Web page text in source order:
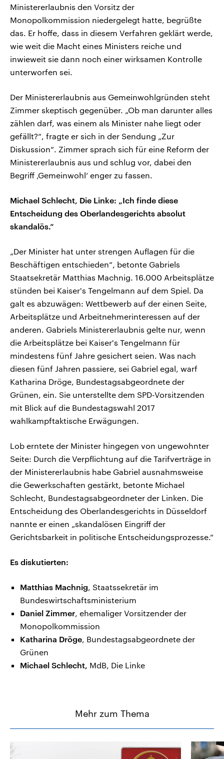
Ministererlaubnis den Vorsitz der
Monopolkommission niedergelegt hatte, begrüßte
das. Er hoffe, dass in diesem Verfahren geklärt werde,
wie weit die Macht eines Ministers reiche und
inwieweit sie dann noch einer wirksamen Kontrolle
unterworfen sei.
Der Ministererlaubnis aus Gemeinwohlgründen steht
Zimmer skeptisch gegenüber. „Ob man darunter alles
zählen darf, was einem als Minister nahe liegt oder
gefällt?“, fragte er sich in der Sendung „Zur
Diskussion“. Zimmer sprach sich für eine Reform der
Ministererlaubnis aus und schlug vor, dabei den
Begriff ‚Gemeinwohl‘ enger zu fassen.
Michael Schlecht, Die Linke: „Ich finde diese
Entscheidung des Oberlandesgerichts absolut
skandalös.“
„Der Minister hat unter strengen Auflagen für die
Beschäftigen entschieden“, betonte Gabriels
Staatsekretär Matthias Machnig. 16.000 Arbeitsplätze
stünden bei Kaiser's Tengelmann auf dem Spiel. Da
galt es abzuwägen: Wettbewerb auf der einen Seite,
Arbeitsplätze und Arbeitnehmerinteressen auf der
anderen. Gabriels Ministererlaubnis gelte nur, wenn
die Arbeitsplätze bei Kaiser's Tengelmann für
mindestens fünf Jahre gesichert seien. Was nach
diesen fünf Jahren passiere, sei Gabriel egal, warf
Katharina Dröge, Bundestagsabgeordnete der
Grünen, ein. Sie unterstellte dem SPD-Vorsitzenden
mit Blick auf die Bundestagswahl 2017
wahlkampftaktische Erwägungen.
Lob erntete der Minister hingegen von ungewohnter
Seite: Durch die Verpflichtung auf die Tarifverträge in
der Ministererlaubnis habe Gabriel ausnahmsweise
die Gewerkschaften gestärkt, betonte Michael
Schlecht, Bundestagsabgeordneter der Linken. Die
Entscheidung des Oberlandesgerichts in Düsseldorf
nannte er einen „skandalösen Eingriff der
Gerichtsbarkeit in politische Entscheidungsprozesse.“
Es diskutierten:
Matthias Machnig, Staatssekretär im
Bundeswirtschaftsministerium
Daniel Zimmer, ehemaliger Vorsitzender der
Monopolkommission
Katharina Dröge, Bundestagsabgeordnete der
Grünen
Michael Schlecht, MdB, Die Linke
Mehr zum Thema